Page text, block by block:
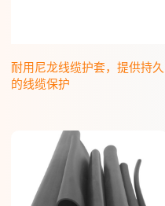
耐用尼龙线缆护套，提供持久
的线缆保护